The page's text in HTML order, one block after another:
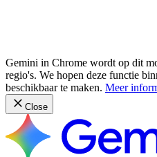
Gemini in Chrome wordt op dit
regio's. We hopen deze functie
beschikbaar te maken. Meer
Close